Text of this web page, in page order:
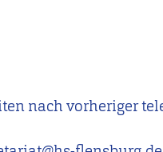
nach vorheriger